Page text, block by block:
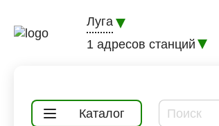
Луга
1 адресов станций
Каталог